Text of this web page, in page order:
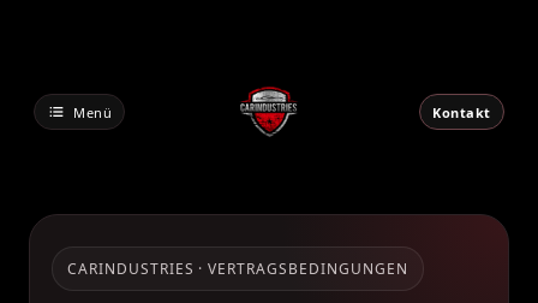
Menü Kontakt
CARINDUSTRIES · VERTRAGSBEDINGUNGEN